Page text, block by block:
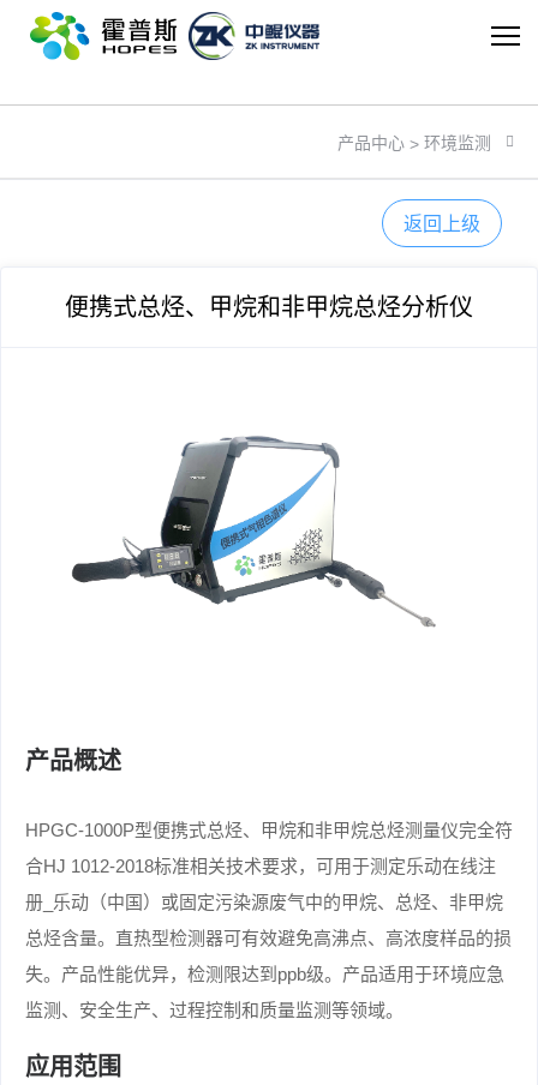
乐动在线注册_乐动（中国）
产品中心 > 环境监测
返回上级
便携式总烃、甲烷和非甲烷总烃分析仪
产品概述
HPGC-1000P型便携式总烃、甲烷和非甲烷总烃测量仪完全符
合HJ 1012-2018标准相关技术要求，可用于测定乐动在线注
册_乐动（中国）或固定污染源废气中的甲烷、总烃、非甲烷
总烃含量。直热型检测器可有效避免高沸点、高浓度样品的损
失。产品性能优异，检测限达到ppb级。产品适用于环境应急
监测、安全生产、过程控制和质量监测等领域。
应用范围